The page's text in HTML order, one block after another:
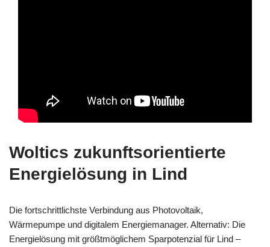
Woltics zukunftsorientierte
Energielösung in Lind
Die fortschrittlichste Verbindung aus Photovoltaik,
Wärmepumpe und digitalem Energiemanager. Alternativ: Die
Energielösung mit größtmöglichem Sparpotenzial für Lind –